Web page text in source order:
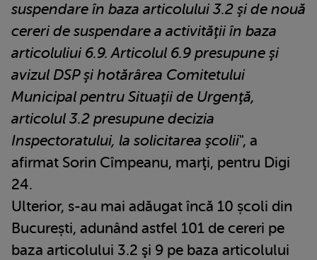
suspendare în baza articolului 3.2 şi de nouă
cereri de suspendare a activităţii în baza
articoluliui 6.9. Articolul 6.9 presupune şi
avizul DSP şi hotărârea Comitetului
Municipal pentru Situaţii de Urgenţă,
articolul 3.2 presupune decizia
Inspectoratului, la solicitarea şcolii", a
afirmat Sorin Cîmpeanu, marţi, pentru Digi
24.
Ulterior, s-au mai adăugat încă 10 școli din
București, adunând astfel 101 de cereri pe
baza articolului 3.2 şi 9 pe baza articolului